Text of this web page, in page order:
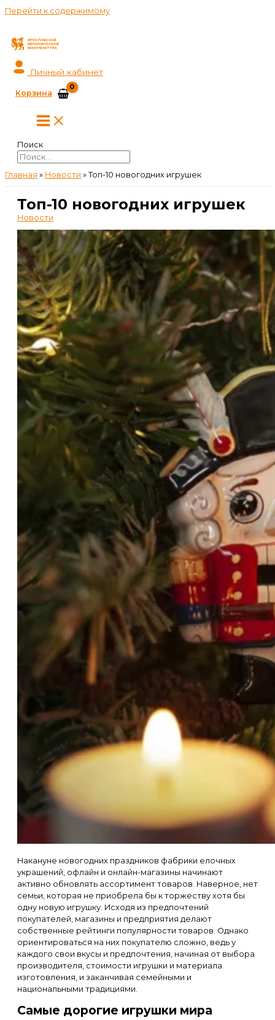
Перейти к содержимому
Личный кабинет
Корзина
Поиск
Главная » Новости » Топ-10 новогодних игрушек
Топ-10 новогодних игрушек
Новости
Накануне новогодних праздников фабрики елочных
украшений, офлайн и онлайн-магазины начинают
активно обновлять ассортимент товаров. Наверное, нет
семьи, которая не приобрела бы к торжеству хотя бы
одну новую игрушку. Исходя из предпочтений
покупателей, магазины и предприятия делают
собственные рейтинги популярности товаров. Однако
ориентироваться на них покупателю сложно, ведь у
каждого свои вкусы и предпочтения, начиная от выбора
производителя, стоимости игрушки и материала
изготовления, и заканчивая семейными и
национальными традициями.
Самые дорогие игрушки мира